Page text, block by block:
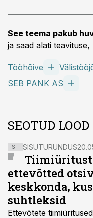
See teema pakub
ja saad alati
Tööhõive
SEB PANK AS
SEOTUD LOOD
ST SISUTURUNDUS
ettevõtted
keskkonda,
suhtleksid
Ettevõtete